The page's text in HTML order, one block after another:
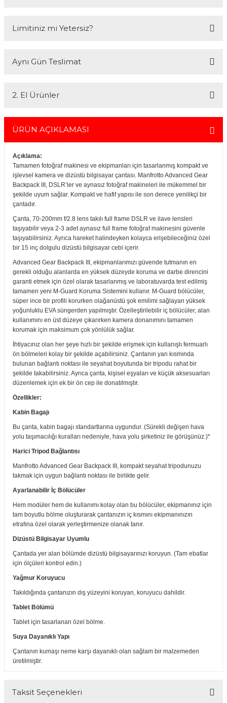
online web sitesi olan www.fotofix.com.tr üzerinden hizmet
En uygun ve en hızlı çözüm için bizimle iletişime geçin.
Limitiniz mi Yetersiz?
Ödemelerinizi, iki farklı kredi kartını birleştirerek veya ödemenizin bir
Detaylı bilgi ve seçenekler için lütfen
Aynı Gün Teslimat
tercih edebilirsiniz. Bu hizmet sayesinde, İstanbul içindeki
arayabilirsiniz.
2. El Ürünler
2.el ürünlerimiz, 6 ay garanti süresiyle sunulmaktadır. Bu garanti,
ürünlerinizi aldığınız tarihten itibaren geçerlidir ve her türlü bakım ve
fazla bilgi alabilirsiniz. Güvenli alışveriş ve destek için her zaman
yanınızdayız.
ÜRÜN AÇIKLAMASI
Açıklama:
Tamamen fotoğraf makinesi ve ekipmanları için tasarlanmış kompakt ve
işlevsel kamera ve dizüstü bilgisayar çantası. Manfrotto Advanced Gear
Backpack III, DSLR’ler ve aynasız fotoğraf makineleri ile mükemmel bir
şekilde uyum sağlar. Kompakt ve hafif yapısı ile son derece yenilikçi bir
çantadır.
Çanta, 70-200mm f/2.8 lens takılı full frame DSLR ve ilave lensleri
taşıyabilir veya 2-3 adet aynasız full frame fotoğraf makinesini güvenle
taşıyabilirsiniz. Ayrıca hareket halindeyken kolayca erişebileceğiniz özel
bir 15 inç dolgulu dizüstü bilgisayar cebi içerir.
Advanced Gear Backpack III, ekipmanlarımızı güvende tutmanın en
gerekli olduğu alanlarda en yüksek düzeyde koruma ve darbe direncini
garanti etmek için özel olarak tasarlanmış ve laboratuvarda test edilmiş
tamamen yeni M-Guard Koruma Sistemini kullanır. M-Guard bölücüler,
süper ince bir profili korurken olağanüstü şok emilimi sağlayan yüksek
yoğunluklu EVA süngerden yapılmıştır. Özelleştirilebilir iç bölücüler, alan
kullanımını en üst düzeye çıkarırken kamera donanımını tamamen
korumak için maksimum çok yönlülük sağlar.
İhtiyacınız olan her şeye hızlı bir şekilde erişmek için kullanışlı fermuarlı
ön bölmeleri kolay bir şekilde açabilirsiniz. Çantanın yan kısmında
bulunan bağlantı noktası ile seyahat boyutunda bir tripodu rahat bir
şekilde takabilirsiniz. Ayrıca çanta, kişisel eşyaları ve küçük aksesuarları
düzenlemek için ek bir ön cep ile donatılmıştır.
Özellikler:
Kabin Bagajı
Bu çanta, kabin bagajı standartlarına uygundur. (Sürekli değişen hava
yolu taşımacılığı kuralları nedeniyle, hava yolu şirketiniz ile görüşünüz.)*
Harici Tripod Bağlantısı
Manfrotto Advanced Gear Backpack III, kompakt seyahat tripodunuzu
takmak için uygun bağlantı noktası ile birlikte gelir.
Ayarlanabilir İç Bölücüler
Hem modüler hem de kullanımı kolay olan bu bölücüler, ekipmanınız için
tam boyutlu bölme oluşturarak çantanızın iç kısmını ekipmanınızın
etrafına özel olarak yerleştirmenize olanak tanır.
Dizüstü Bilgisayar Uyumlu
Çantada yer alan bölümde dizüstü bilgisayarınızı koruyun. (Tam ebatlar
için ölçüleri kontrol edin.)
Yağmur Koruyucu
Takıldığında çantanızın dış yüzeyini koruyan, koruyucu dahildir.
Tablet Bölümü
Tablet için tasarlanan özel bölme.
Suya Dayanıklı Yapı
Çantanın kumaşı neme karşı dayanıklı olan sağlam bir malzemeden
üretilmiştir.
Taksit Seçenekleri